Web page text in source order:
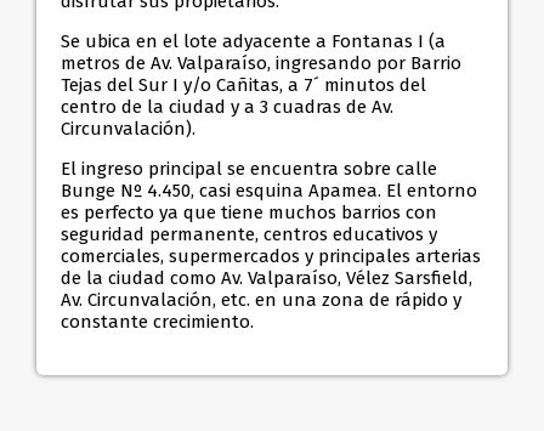
Se ubica en el lote adyacente a Fontanas I (a
metros de Av. Valparaíso, ingresando por Barrio
Tejas del Sur I y/o Cañitas, a 7´ minutos del
centro de la ciudad y a 3 cuadras de Av.
Circunvalación).
El ingreso principal se encuentra sobre calle
Bunge Nº 4.450, casi esquina Apamea. El entorno
es perfecto ya que tiene muchos barrios con
seguridad permanente, centros educativos y
comerciales, supermercados y principales arterias
de la ciudad como Av. Valparaíso, Vélez Sarsfield,
Av. Circunvalación, etc. en una zona de rápido y
constante crecimiento.